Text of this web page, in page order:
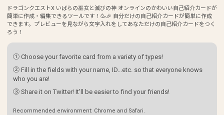
ドラゴンクエストX いばらの巫女と滅びの神 オンラインのかわいい自己紹介カードが
簡単に作成・編集できるツールです！🥳🎉 自分だけの自己紹介カードが簡単に作成
できます。プレビューを見ながら文字入れをしてあなただけの自己紹介カードをつく
ろう！
① Choose your favorite card from a variety of types!
② Fill in the fields with your name, ID...etc. so that everyone knows
who you are!
③ Share it on Twitter! It'll be easier to find your friends!
Recommended environment: Chrome and Safari.